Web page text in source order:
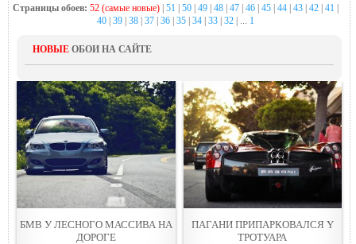
Страницы обоев: 52 (самые новые)| 51 50| 49| 48| 47| 46| 45| 44| 43| 42| 41
40| 39| 38| 37| 36| 35| 34| 33| 32| ... 1
НОВЫЕ ОБОИ НА САЙТЕ
БМВ У ЛЕСНОГО МАССИВА НА
ДОРОГE
ПАГАНИ ПРИПАРКОВАЛСЯ Y
ТРОТУАРА